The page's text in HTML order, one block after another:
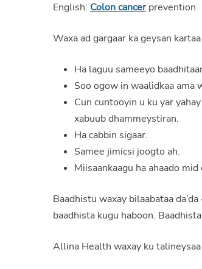
English: Colon cancerprevention
Waxa ad gargaar ka geysan
Ha laguu sameeyo
Soo ogow in waalidkaa ama
Cun cuntooyin u ku yar
xabuub dhammeystiran.
Ha cabbin sigaar.
Samee jimicsi joogto ah.
Miisaankaagu ha ahaado mid
Baadhistu waxay bilaabataa
baadhista kugu haboon.
Allina Health waxay ku